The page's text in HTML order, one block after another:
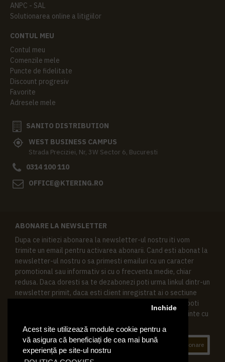
Acest site utilizează module cookie pentru a
vă asigura că beneficiați de cea mai bună
experiență pe site-ul nostru
Inchide
ANPC - SAL
Solutionarea online a litigiilor
CONTUL MEU
Contul meu
Comenzile mele
Puncte de fidelitate
Discount progresiv
Favorite
Adresele mele
SANITO DISTRIBUTION
WEST BUSINESS CAMPUS
Strada Preciziei, Nr, 3W Sector 6, Bucuresti
0314 100 110
OFFICE@KTERING.RO
ABONARE LA NEWSLETTER
Dupa ce initiezi abonarea la newsletter-ul nostru iti vom
trimite un email pentru activarea abonarii. Cand esti abonat la
newsletter-ul nostru o sa primesti emailuri cu un caracter
promotional sau informativ si cu o frecventa medie, chiar
redusa. Daca doresti sa te dezabonezi poti urma linkul dintr-un
newsletter primit, daca esti client inregistrat ai o sectiune
speciala in contul tau in acest scop, si de asemenea ne poti
contacta oricand pe email pentru orice intrebari sau cerinte cu
Abonare